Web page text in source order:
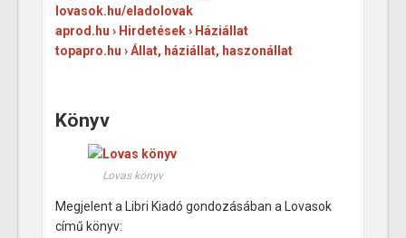
lovasok.hu/eladolovak
aprod.hu › Hirdetések › Háziállat
topapro.hu › Állat, háziállat, haszonállat
Könyv
Lovas könyv
Megjelent a Libri Kiadó gondozásában a Lovasok
című könyv: